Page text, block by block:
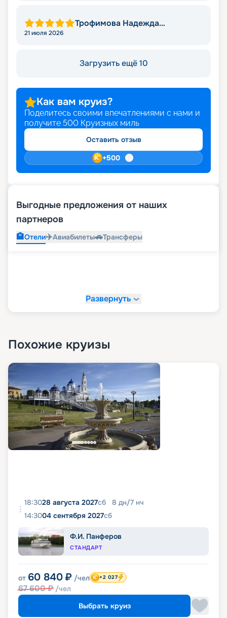
Трофимова Надежда
21 июля 2026
Загрузить ещё 10
Как вам круиз?
Поделитесь своими впечатлениями с нами и
получите 500 Круизных миль
Оставить отзыв
+500
Выгодные предложения от наших
партнеров
🏨Отели✈️Авиабилеты🚗Трансферы
Развернуть
Похожие круизы
18:3028 августа 2027сб 8 дн/7 нч
14:3004 сентября 2027сб
Ф.И. Панферов
СТАНДАРТ
от 60 840 ₽ /чел
67 600₽ /чел
+2 027
Выбрать круиз